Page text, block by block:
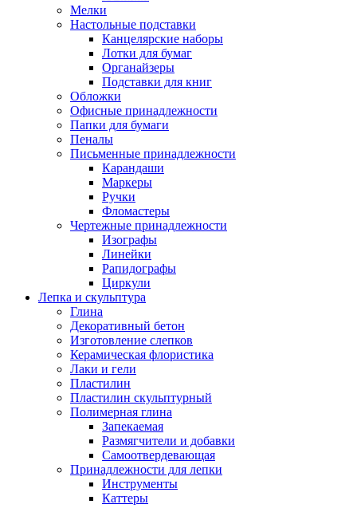
Мелки
Настольные подставки
Канцелярские наборы
Лотки для бумаг
Органайзеры
Подставки для книг
Обложки
Офисные принадлежности
Папки для бумаги
Пеналы
Письменные принадлежности
Карандаши
Маркеры
Ручки
Фломастеры
Чертежные принадлежности
Изографы
Линейки
Рапидографы
Циркули
Лепка и скульптура
Глина
Декоративный бетон
Изготовление слепков
Керамическая флористика
Лаки и гели
Пластилин
Пластилин скульптурный
Полимерная глина
Запекаемая
Размягчители и добавки
Самоотвердевающая
Принадлежности для лепки
Инструменты
Каттеры